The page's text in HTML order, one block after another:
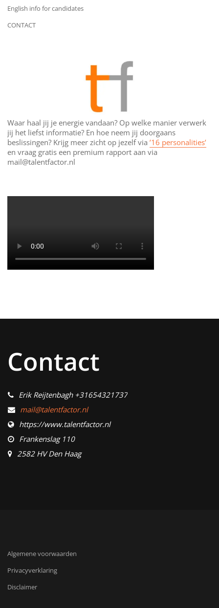
English info for candidates
CONTACT
Waar haal jij je energie vandaan? Op welke manier verwerk
jij het liefst informatie? En hoe neem jij doorgaans
beslissingen? Krijg meer zicht op jezelf via ’16 personalities’
en vraag gratis een premium rapport aan via
mail@talentfactor.nl
Contact
Erik Reijtenbagh +31654321737
mail@talentfactor.nl
https://www.talentfactor.nl
Frankenslag 110
2582 HV Den Haag
Algemene voorwaarden
Privacyverklaring
Disclaimer